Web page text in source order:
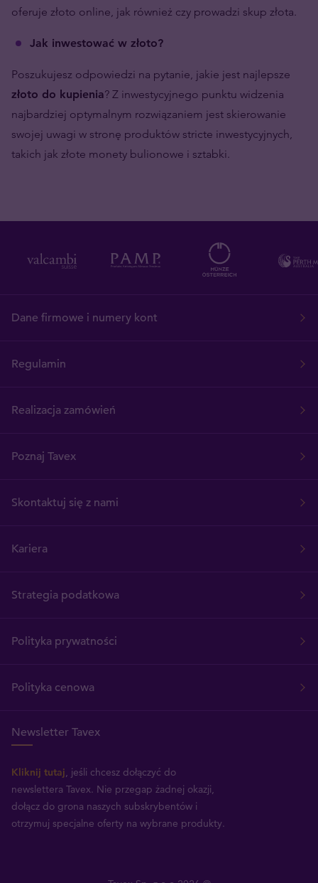
oferuje złoto online, jak również czy prowadzi skup złota.
Jak inwestować w złoto?
Poszukujesz odpowiedzi na pytanie, jakie jest najlepsze
złoto do kupienia? Z inwestycyjnego punktu widzenia
najbardziej optymalnym rozwiązaniem jest skierowanie
swojej uwagi w stronę produktów stricte inwestycyjnych,
takich jak złote monety bulionowe i sztabki.
Dane firmowe i numery kont
Regulamin
Realizacja zamówień
Poznaj Tavex
Skontaktuj się z nami
Kariera
Strategia podatkowa
Polityka prywatności
Polityka cenowa
Newsletter Tavex
Kliknij tutaj, jeśli chcesz dołączyć do
newslettera Tavex. Nie przegap żadnej okazji,
dołącz do grona naszych subskrybentów i
otrzymuj specjalne oferty na wybrane produkty.